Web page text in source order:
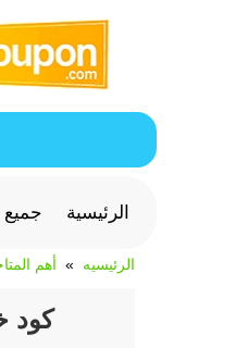
الرئيسية جميع
الرئيسيه أهم
كود خصم